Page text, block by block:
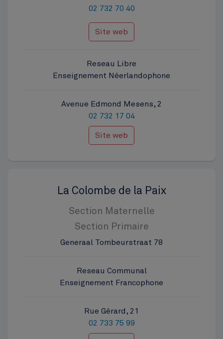
02 732 70 40
Site web
Reseau Libre
Enseignement Néerlandophone
Avenue Edmond Mesens, 2
02 732 17 04
Site web
La Colombe de la Paix
Section Maternelle
Section Primaire
Generaal Tombeurstraat 78
Reseau Communal
Enseignement Francophone
Rue Gérard, 21
02 733 75 99